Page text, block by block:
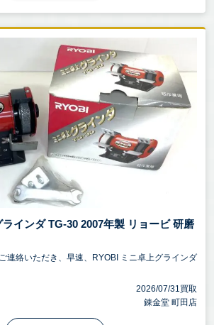
インダ TG-30 2007年製 リョービ 研磨
連絡いただき、早速、RYOBI ミニ卓上グラインダ
2026/07/31買取
錬金堂 町田店